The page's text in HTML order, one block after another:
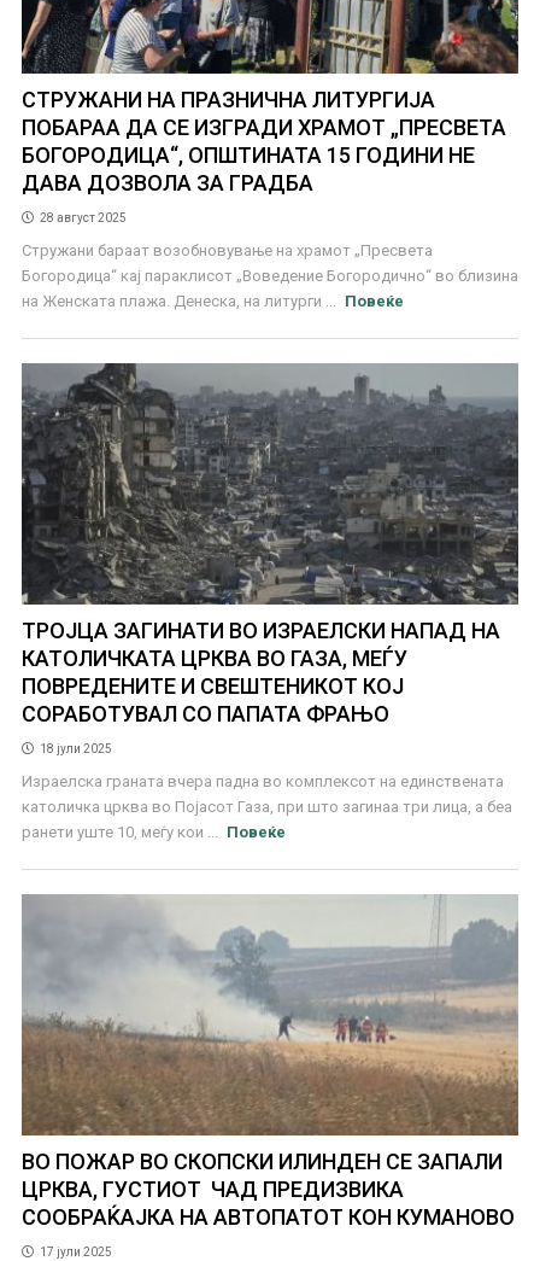
СТРУЖАНИ НА ПРАЗНИЧНА ЛИТУРГИЈА
ПОБАРАА ДА СЕ ИЗГРАДИ ХРАМОТ „ПРЕСВЕТА
БОГОРОДИЦА“, ОПШТИНАТА 15 ГОДИНИ НЕ
ДАВА ДОЗВОЛА ЗА ГРАДБА
28 август 2025
Стружани бараат возобновување на храмот „Пресвета
Богородица“ кај параклисот „Воведение Богородично“ во близина
на Женската плажа. Денеска, на литурги ...
Повеќе
ТРОЈЦА ЗАГИНАТИ ВО ИЗРАЕЛСКИ НАПАД НА
КАТОЛИЧКАТА ЦРКВА ВО ГАЗА, МЕЃУ
ПОВРЕДЕНИТЕ И СВЕШТЕНИКОТ КОЈ
СОРАБОТУВАЛ СО ПАПАТА ФРАЊО
18 јули 2025
Израелска граната вчера падна во комплексот на единствената
католичка црква во Појасот Газа, при што загинаа три лица, а беа
ранети уште 10, меѓу кои ...
Повеќе
ВО ПОЖАР ВО СКОПСКИ ИЛИНДЕН СЕ ЗАПАЛИ
ЦРКВА, ГУСТИОТ ЧАД ПРЕДИЗВИКА
СООБРАЌАЈКА НА АВТОПАТОТ КОН КУМАНОВО
17 јули 2025